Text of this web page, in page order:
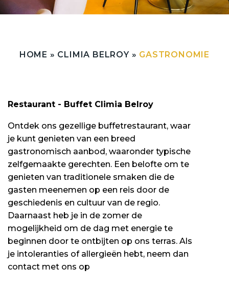
HOME » CLIMIA BELROY» GASTRONOMIE
Restaurant - Buffet Climia Belroy
Ontdek ons gezellige buffetrestaurant, waar
je kunt genieten van een breed
gastronomisch aanbod, waaronder typische
zelfgemaakte gerechten. Een belofte om te
genieten van traditionele smaken die de
gasten meenemen op een reis door de
geschiedenis en cultuur van de regio.
Daarnaast heb je in de zomer de
mogelijkheid om de dag met energie te
beginnen door te ontbijten op ons terras. Als
je intoleranties of allergieën hebt, neem dan
contact met ons op